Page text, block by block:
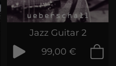
Jazz Guitar 2
99,00 €